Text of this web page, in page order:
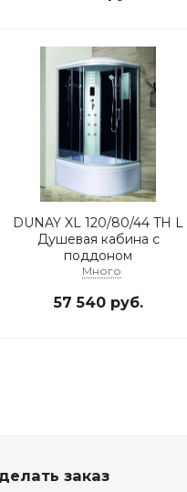
DUNAY XL 120/80/44 TH L
Душевая кабина с
поддоном
Много
57 540руб.
заказ